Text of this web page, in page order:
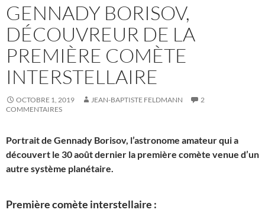
GENNADY BORISOV,
DÉCOUVREUR DE LA
PREMIÈRE COMÈTE
INTERSTELLAIRE
OCTOBRE 1, 2019 JEAN-BAPTISTE FELDMANN
2
COMMENTAIRES
Portrait de Gennady Borisov, l’astronome amateur qui a
découvert le 30 août dernier la première comète venue d’un
autre système planétaire.
Première comète interstellaire :